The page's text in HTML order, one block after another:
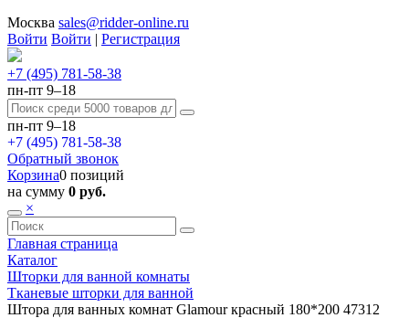
Москва sales@ridder-online.ru
Войти Войти | Регистрация
+7 (495) 781-58-38
пн-пт 9–18
пн-пт 9–18
+7 (495) 781-58-38
Обратный звонок
Корзина0 позиций
на сумму 0 руб.
×
Главная страница
Каталог
Шторки для ванной комнаты
Тканевые шторки для ванной
Штора для ванных комнат Glamour красный 180*200 47312